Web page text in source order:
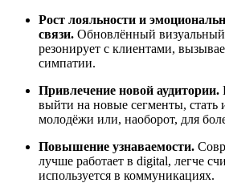
Рост лояльности и
связи. Обновлённый
резонирует с клиентами,
симпатии.
Привлечение новой аудитории.
выйти на новые сегменты, стать
молодёжи или, наоборот, для
Повышение узнаваемости.
лучше работает в digital, легче
используется в коммуникациях.